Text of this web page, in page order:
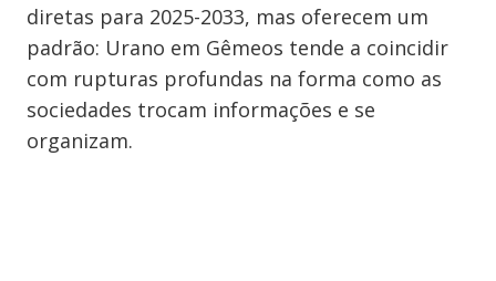
diretas para 2025-2033, mas oferecem um
padrão: Urano em Gêmeos tende a coincidir
com rupturas profundas na forma como as
sociedades trocam informações e se
organizam.